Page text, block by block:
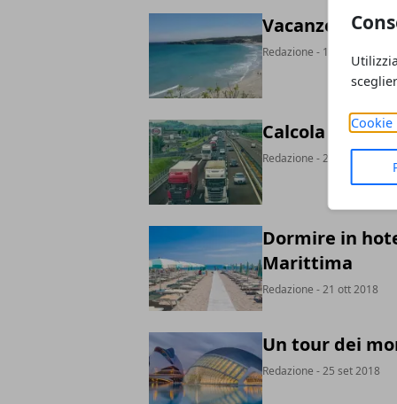
Cookie
Vacanze in
Redazione - 16 ago 2020
Calcola
Redazione - 24 giu 2020
Dormire in
Marittima
Redazione - 21 ott 2018
Un tour dei
Redazione - 25 set 2018